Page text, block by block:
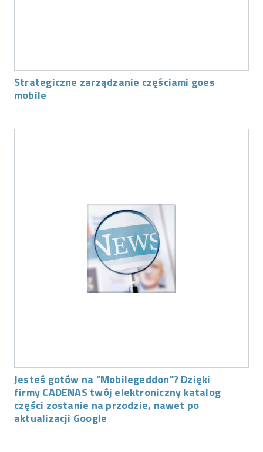
Strategiczne zarządzanie częściami goes
mobile
Jesteś gotów na "Mobilegeddon"? Dzięki
firmy CADENAS twój elektroniczny katalog
części zostanie na przodzie, nawet po
aktualizacji Google